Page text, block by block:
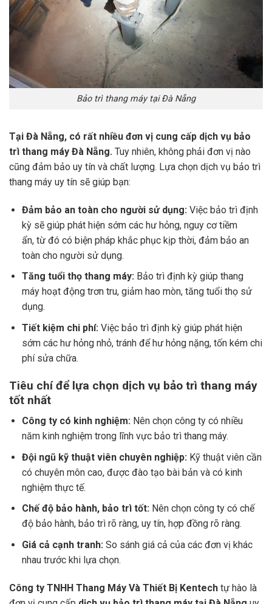
Bảo trì thang máy tại Đà Nẵng
Tại Đà Nẵng, có rất nhiều đơn vị cung cấp dịch vụ bảo
trì thang máy Đà Nẵng. Tuy nhiên, không phải đơn vị nào
cũng đảm bảo uy tín và chất lượng. Lựa chọn dịch vụ bảo trì
thang máy uy tín sẽ giúp bạn:
Đảm bảo an toàn cho người sử dụng: Việc bảo trì định
kỳ sẽ giúp phát hiện sớm các hư hỏng, nguy cơ tiềm
ẩn, từ đó có biện pháp khắc phục kịp thời, đảm bảo an
toàn cho người sử dụng.
Tăng tuổi thọ thang máy:Bảo trì định kỳ giúp thang
máy hoạt động trơn tru, giảm hao mòn, tăng tuổi thọ sử
dụng.
Tiết kiệm chi phí:Việc bảo trì định kỳ giúp phát hiện
sớm các hư hỏng nhỏ, tránh để hư hỏng nặng, tốn kém chi
phí sửa chữa.
Tiêu chí để lựa chọn dịch vụ bảo trì thang máy
tốt nhất
Công ty có kinh nghiệm:Nên chọn công ty có nhiều
năm kinh nghiệm trong lĩnh vực bảo trì thang máy.
Đội ngũ kỹ thuật viên chuyên nghiệp:Kỹ thuật viên cần
có chuyên môn cao, được đào tạo bài bản và có kinh
nghiệm thực tế.
Chế độ bảo hành, bảo trì tốt:Nên chọn công ty có chế
độ bảo hành, bảo trì rõ ràng, uy tín, hợp đồng rõ ràng.
Giá cả cạnh tranh:So sánh giá cả của các đơn vị khác
nhau trước khi lựa chọn.
Công ty TNHH Thang Máy Và Thiết Bị Kentech tự hào là